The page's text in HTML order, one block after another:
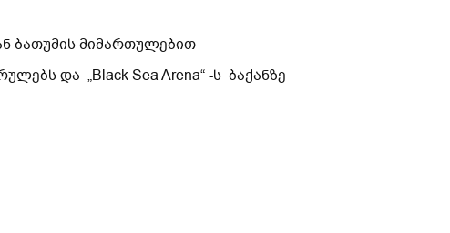
ბათუმის მიმართულებით
და „Black Sea Arena“ -ს ბაქანზე